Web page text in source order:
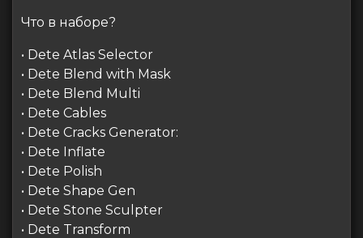
Что в наборе?
• Dete Atlas Selector
• Dete Blend with Mask
• Dete Blend Multi
• Dete Cables
• Dete Cracks Generator:
• Dete Inflate
• Dete Polish
• Dete Shape Gen
• Dete Stone Sculpter
• Dete Transform